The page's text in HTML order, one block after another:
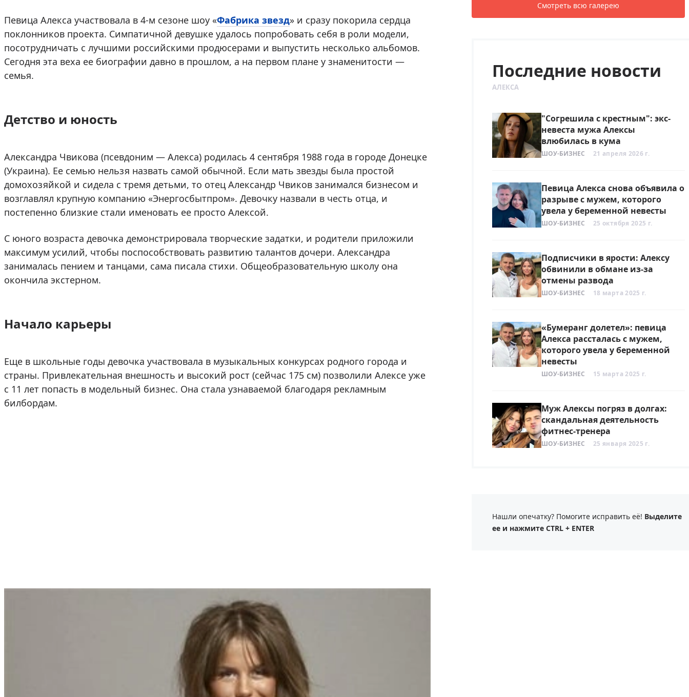
Певица Алекса участвовала в 4-м сезоне шоу «Фабрика звезд» и сразу покорила сердца
поклонников проекта. Симпатичной девушке удалось попробовать себя в роли модели,
посотрудничать с лучшими российскими продюсерами и выпустить несколько альбомов.
Сегодня эта веха ее биографии давно в прошлом, а на первом плане у знаменитости —
семья.
Детство и юность
Александра Чвикова (псевдоним — Алекса) родилась 4 сентября 1988 года в городе Донецке
(Украина). Ее семью нельзя назвать самой обычной. Если мать звезды была простой
домохозяйкой и сидела с тремя детьми, то отец Александр Чвиков занимался бизнесом и
возглавлял крупную компанию «Энергосбытпром». Девочку назвали в честь отца, и
постепенно близкие стали именовать ее просто Алексой.
С юного возраста девочка демонстрировала творческие задатки, и родители приложили
максимум усилий, чтобы поспособствовать развитию талантов дочери. Александра
занималась пением и танцами, сама писала стихи. Общеобразовательную школу она
окончила экстерном.
Начало карьеры
Еще в школьные годы девочка участвовала в музыкальных конкурсах родного города и
страны. Привлекательная внешность и высокий рост (сейчас 175 см) позволили Алексе уже
с 11 лет попасть в модельный бизнес. Она стала узнаваемой благодаря рекламным
билбордам.
Смотреть всю галерею
Последние новости
АЛЕКСА
"Согрешила с крестным": экс-
невеста мужа Алексы
влюбилась в кума
ШОУ-БИЗНЕС 21 апреля 2026 г.
Певица Алекса снова объявила о
разрыве с мужем, которого
увела у беременной невесты
ШОУ-БИЗНЕС 25 октября 2025 г.
Подписчики в ярости: Алексу
обвинили в обмане из-за
отмены развода
ШОУ-БИЗНЕС 18 марта 2025 г.
«Бумеранг долетел»: певица
Алекса рассталась с мужем,
которого увела у беременной
невесты
ШОУ-БИЗНЕС 15 марта 2025 г.
Муж Алексы погряз в долгах:
скандальная деятельность
фитнес-тренера
ШОУ-БИЗНЕС 25 января 2025 г.
Нашли опечатку? Помогите исправить её! Выделите
ее и нажмите CTRL + ENTER